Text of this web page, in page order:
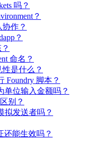
吗？
？
协作？
？
命名？
性是什么？
Foundry 脚本？
单位输入金额吗？
别？
拟发送者吗？
还能生效吗？